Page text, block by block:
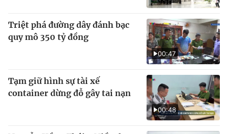
00:47
Triệt phá đường dây đánh bạc
quy mô 350 tỷ đồng
00:48
Tạm giữ hình sự tài xế
container dừng đỗ gây tai nạn